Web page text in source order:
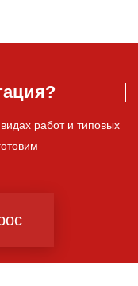
работ и типовых